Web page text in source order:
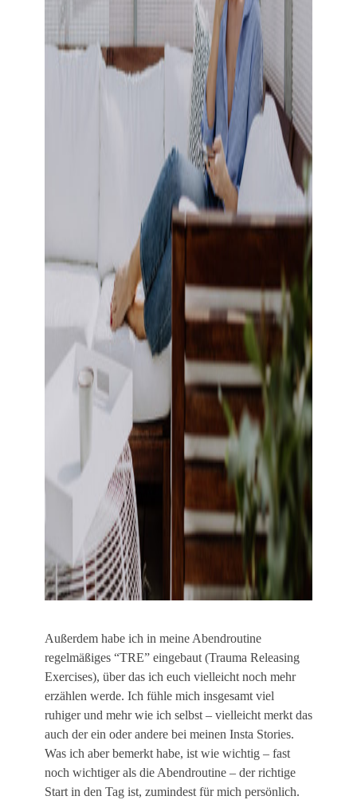
Außerdem habe ich in meine Abendroutine
regelmäßiges “TRE” eingebaut (Trauma Releasing
Exercises), über das ich euch vielleicht noch mehr
erzählen werde. Ich fühle mich insgesamt viel
ruhiger und mehr wie ich selbst – vielleicht merkt das
auch der ein oder andere bei meinen Insta Stories.
Was ich aber bemerkt habe, ist wie wichtig – fast
noch wichtiger als die Abendroutine – der richtige
Start in den Tag ist, zumindest für mich persönlich.